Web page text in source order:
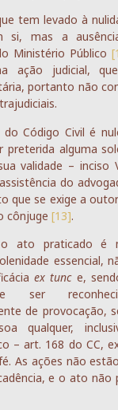
tem levado à
si, mas a
Ministério Público
ação judicial,
portanto não
Código Civil é
preterida alguma
validade – inciso
do
que se exige a
cônjuge [13].
o ato praticado é
essencial,
ex tunce,
ser
de provocação,
qualquer,
– art. 168 do CC,
As ações não
e o ato não